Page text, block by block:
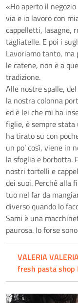
«Ho aperto il
via e io lavoro con
cappelletti, lasagne,
tagliatelle. E poi i
Lavoriamo tanto, ma
le catene, non è a
tradizione.
Alle nostre spalle,
la nostra colonna
ed è lei che mi ha
figlie, è sempre stata
ha tirato su con
un po’ così, viene in
la sfoglia e borbotta.
nostri tortelli e
dei suoi. Perché alla
tuo nel far da
diverso quando lo
Sami è una
paurosa. Io forse
VALERIA
fresh pasta shop